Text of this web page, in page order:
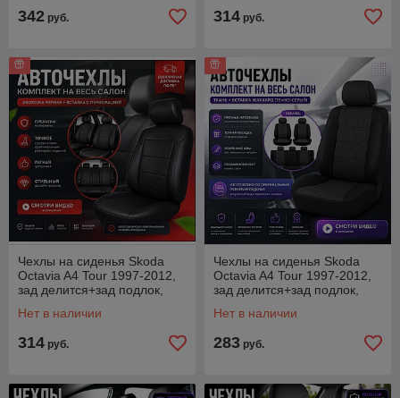
342 руб. 314 руб.
Чехлы на сиденья Skoda
Octavia A4 Tour 1997-2012,
зад делится+зад подлок,
Нет в наличии
314 руб.
Чехлы на сиденья Skoda
Octavia A4 Tour 1997-2012,
зад делится+зад подлок,
Нет в наличии
283 руб.